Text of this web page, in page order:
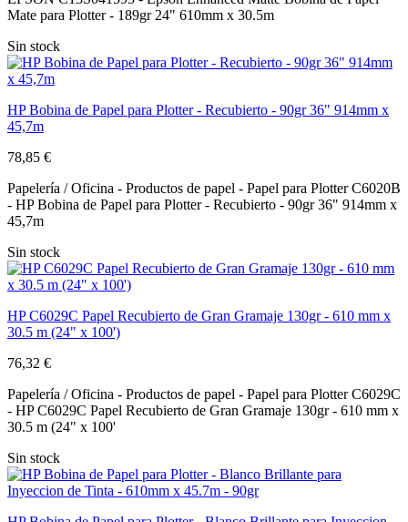
Mate para Plotter - 189gr 24" 610mm x 30.5m
Sin stock
HP Bobina de Papel para Plotter - Recubierto - 90gr 36" 914mm x
45,7m
78,85 €
Papelería / Oficina - Productos de papel - Papel para Plotter C6020B
- HP Bobina de Papel para Plotter - Recubierto - 90gr 36" 914mm x
45,7m
Sin stock
HP C6029C Papel Recubierto de Gran Gramaje 130gr - 610 mm x
30.5 m (24" x 100')
76,32 €
Papelería / Oficina - Productos de papel - Papel para Plotter C6029C
- HP C6029C Papel Recubierto de Gran Gramaje 130gr - 610 mm x
30.5 m (24" x 100'
Sin stock